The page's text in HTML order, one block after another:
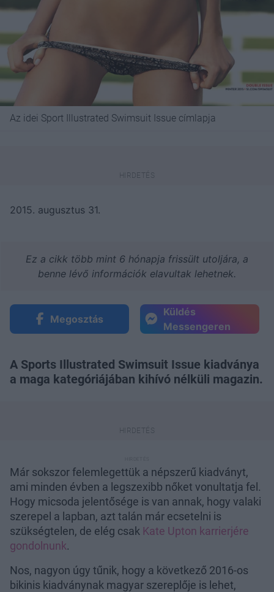
Az idei Sport Illustrated Swimsuit Issue címlapja
2015. augusztus 31.
Ez a cikk több mint 6 hónapja frissült utoljára, a
benne lévő információk elavultak lehetnek.
Megosztás
Küldés
Messengeren
A Sports Illustrated Swimsuit Issue kiadványa
a maga kategóriájában kihívó nélküli magazin.
Már sokszor felemlegettük a népszerű kiadványt,
ami minden évben a legszexibb nőket vonultatja fel.
Hogy micsoda jelentősége is van annak, hogy valaki
szerepel a lapban, azt talán már ecsetelni is
szükségtelen, de elég csak Kate Upton karrierjére
gondolnunk.
Nos, nagyon úgy tűnik, hogy a következő 2016-os
bikinis kiadványnak magyar szereplője is lehet,